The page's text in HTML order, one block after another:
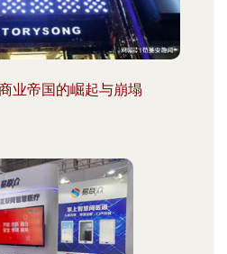
业帝国的崛起与崩塌